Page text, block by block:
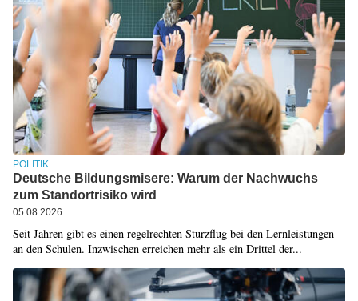
POLITIK
Deutsche Bildungsmisere: Warum der Nachwuchs
zum Standortrisiko wird
05.08.2026
Seit Jahren gibt es einen regelrechten Sturzflug bei den Lernleistungen
an den Schulen. Inzwischen erreichen mehr als ein Drittel der...